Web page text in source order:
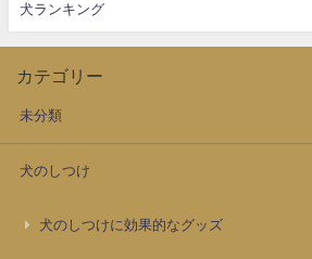
犬ランキング
カテゴリー
未分類
犬のしつけ
犬のしつけに効果的なグッズ